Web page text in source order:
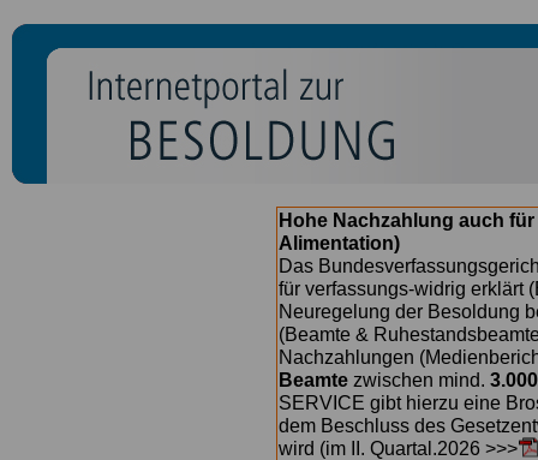
Hohe Nachzahlung auch
Alimentation)
Das
für verfassungs-widrig erklärt
Neuregelung der Besoldung
(Beamte &
Nachzahlungen
Beamte zwischen mind.
SERVICE gibt hierzu eine
dem Beschluss des
wird (im II. Quartal.2026 >>>